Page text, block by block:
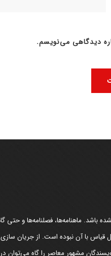
دیدگاهی می‌نویسم.
ماهنامه‌ها، فصلنامه‌ها و حتی
قیاس با آن نبوده است. از جریان
مشهور معاصر را گاه می‌توان